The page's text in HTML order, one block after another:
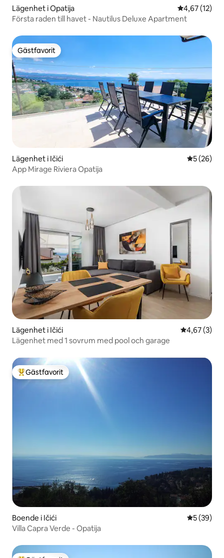
Lägenhet i Opatija 4,67 av 5 i
4,67 (12)
Första raden till havet - Nautilus Deluxe Apartment
Gästfavorit
Gästfavorit
Lägenhet i Ičići 5 av 5 i
5 (26)
App Mirage Riviera Opatija
Lägenhet i Ičići 4,67 av 5 i
4,67 (3)
Lägenhet med 1 sovrum med pool och garage
Populär gästfavorit
Gästfavorit
Boende i Ičići 5 av 5 i
5 (39)
Villa Capra Verde - Opatija